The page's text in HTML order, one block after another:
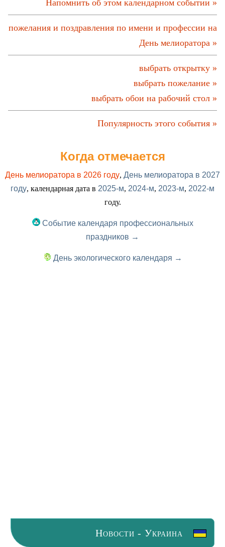
Напомнить об этом календарном событии »
пожелания и поздравления по имени и профессии на
День мелиоратора »
выбрать открытку »
выбрать пожелание »
выбрать обои на рабочий стол »
Популярность этого события »
Когда отмечается
День мелиоратора в 2026 году, День мелиоратора в 2027
году, календарная дата в 2025-м, 2024-м, 2023-м, 2022-м
году.
Событие календаря профессиональных
праздников →
День экологического календаря →
Новости - Украина